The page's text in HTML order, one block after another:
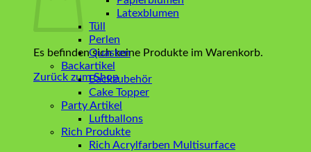
Es befinden sich keine Produkte im Warenkorb.
Zurück zum Shop
Latexblumen
Tüll
Perlen
Quasten
Backartikel
Backzubehör
Cake Topper
Party Artikel
Luftballons
Rich Produkte
Rich Acrylfarben Multisurface